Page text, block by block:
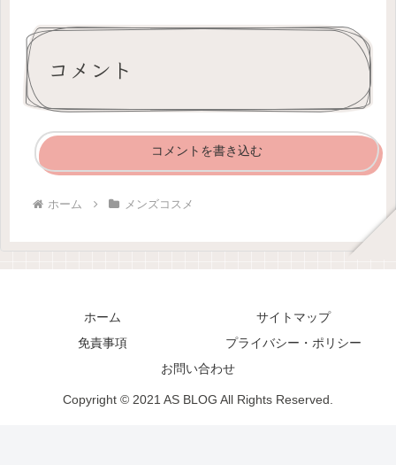
コメント
コメントを書き込む
ホーム メンズコスメ
ホーム
サイトマップ
免責事項
プライバシー・ポリシー
お問い合わせ
Copyright © 2021 AS BLOG All Rights Reserved.